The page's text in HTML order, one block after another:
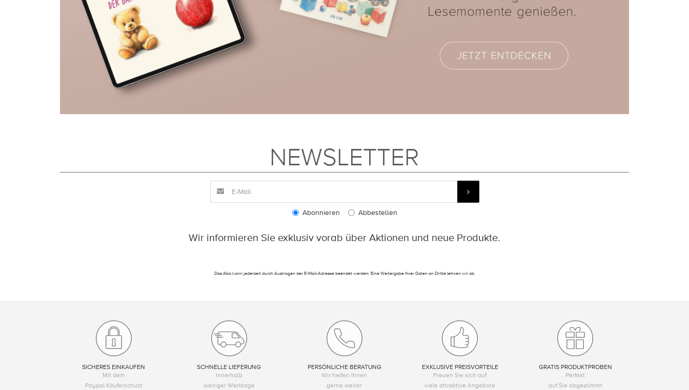
NEWSLETTER
Abonnieren Abbestellen
Wir informieren Sie exklusiv vorab über Aktionen und neue Produkte.
Das Abo kann jederzeit durch Austragen der E-Mail-Adresse beendet werden. Eine Weitergabe Ihrer Daten an Dritte lehnen wir ab.
SICHERES EINKAUFEN
Mit dem
Paypal Käuferschutz
SCHNELLE LIEFERUNG
Innerhalb
weniger Werktage
PERSÖNLICHE BERATUNG
Wir helfen Ihnen
gerne weiter
EXKLUSIVE PREISVORTEILE
Freuen Sie sich auf
viele attraktive Angebote
GRATIS PRODUKTPROBEN
Perfekt
auf Sie abgestimmt